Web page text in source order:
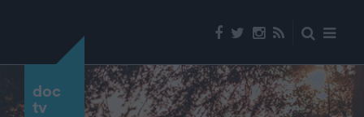
doc
tv